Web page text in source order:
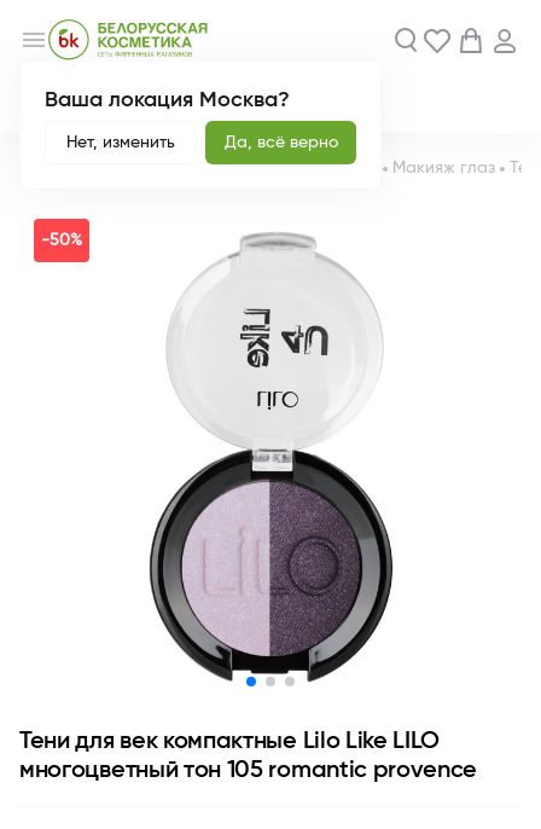
Ваша локация Москва?
Нет, изменить Да, всё верно
menu
Новинки Акции
Декоративная косметика Макияж глаз
-50%
Тени для век компактные Lilo Like LILO
многоцветный тон 105 romantic provence